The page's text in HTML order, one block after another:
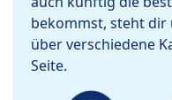
bekommst, steht dir
über verschiedene
Seite.